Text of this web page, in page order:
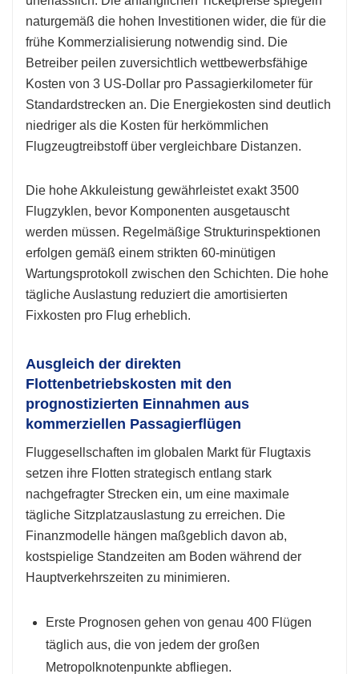
naturgemäß die hohen Investitionen wider, die für die
frühe Kommerzialisierung notwendig sind. Die
Betreiber peilen zuversichtlich wettbewerbsfähige
Kosten von 3 US-Dollar pro Passagierkilometer für
Standardstrecken an. Die Energiekosten sind deutlich
niedriger als die Kosten für herkömmlichen
Flugzeugtreibstoff über vergleichbare Distanzen.
Die hohe Akkuleistung gewährleistet exakt 3500
Flugzyklen, bevor Komponenten ausgetauscht
werden müssen. Regelmäßige Strukturinspektionen
erfolgen gemäß einem strikten 60-minütigen
Wartungsprotokoll zwischen den Schichten. Die hohe
tägliche Auslastung reduziert die amortisierten
Fixkosten pro Flug erheblich.
Ausgleich der direkten
Flottenbetriebskosten mit den
prognostizierten Einnahmen aus
kommerziellen Passagierflügen
Fluggesellschaften im globalen Markt für Flugtaxis
setzen ihre Flotten strategisch entlang stark
nachgefragter Strecken ein, um eine maximale
tägliche Sitzplatzauslastung zu erreichen. Die
Finanzmodelle hängen maßgeblich davon ab,
kostspielige Standzeiten am Boden während der
Hauptverkehrszeiten zu minimieren.
Erste Prognosen gehen von genau 400 Flügen
täglich aus, die von jedem der großen
Metropolknotenpunkte abfliegen.